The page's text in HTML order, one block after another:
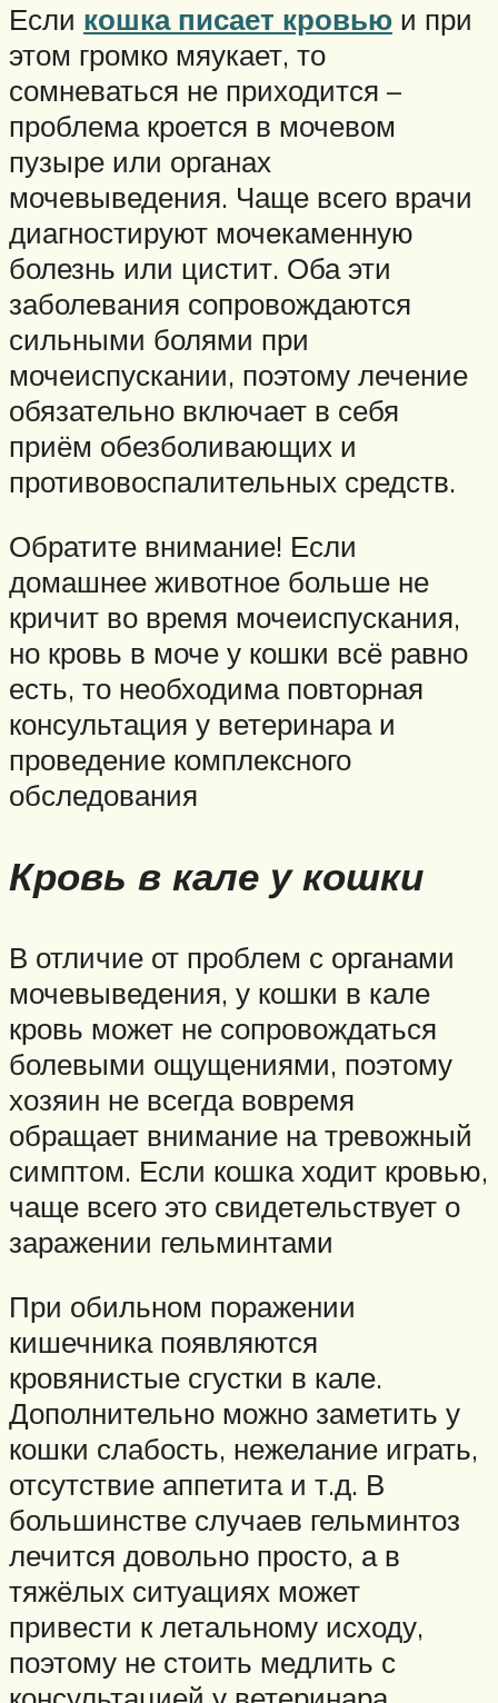
Если кошка писает кровью и при
этом громко мяукает, то
сомневаться не приходится –
проблема кроется в мочевом
пузыре или органах
мочевыведения. Чаще всего врачи
диагностируют мочекаменную
болезнь или цистит. Оба эти
заболевания сопровождаются
сильными болями при
мочеиспускании, поэтому лечение
обязательно включает в себя
приём обезболивающих и
противовоспалительных средств.
Обратите внимание! Если
домашнее животное больше не
кричит во время мочеиспускания,
но кровь в моче у кошки всё равно
есть, то необходима повторная
консультация у ветеринара и
проведение комплексного
обследования
Кровь в кале у кошки
В отличие от проблем с органами
мочевыведения, у кошки в кале
кровь может не сопровождаться
болевыми ощущениями, поэтому
хозяин не всегда вовремя
обращает внимание на тревожный
симптом. Если кошка ходит кровью,
чаще всего это свидетельствует о
заражении гельминтами
При обильном поражении
кишечника появляются
кровянистые сгустки в кале.
Дополнительно можно заметить у
кошки слабость, нежелание играть,
отсутствие аппетита и т.д. В
большинстве случаев гельминтоз
лечится довольно просто, а в
тяжёлых ситуациях может
привести к летальному исходу,
поэтому не стоить медлить с